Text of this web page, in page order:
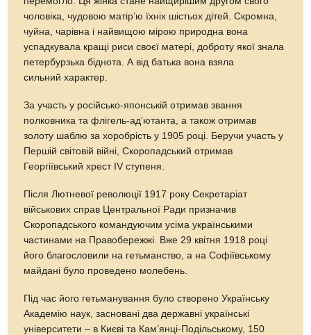
чоловіка, чудовою матір’ю їхніх шістьох дітей. Скромна,
чуйна, чарівна і найвищою мірою природна вона
успадкувала кращі риси своєї матері, доброту якої знала
петербурзька біднота. А від батька вона взяла
сильний характер.
За участь у російсько-японській отримав звання
полковника та флігель-ад’ютанта, а також отримав
золоту шаблю за хоробрість у 1905 році. Беручи участь у
Першій світовій війні, Скоропадський отримав
Георгіївський хрест IV ступеня.
Після Лютневої революції 1917 року Секретаріат
військових справ Центральної Ради призначив
Скоропадського командуючим усіма українськими
частинами на Правобережжі. Вже 29 квітня 1918 році
його благословили на гетьманство, а на Софіївському
майдані було проведено молебень.
Під час його гетьманування було створено Українську
Академію наук, засновані два державні українські
університети – в Києві та Кам’янці-Подільському, 150